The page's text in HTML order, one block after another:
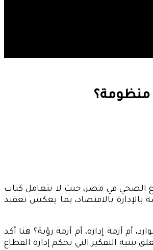
منظومة؟
الصحي في مصر، حيث لا يتعامل كتاب
بالاقتصاد، بما يعكس تعقيد
أزمة إدارة، أم أزمة رؤية؟ هنا أكد
التفكير التي تحكم إدارة القطاع